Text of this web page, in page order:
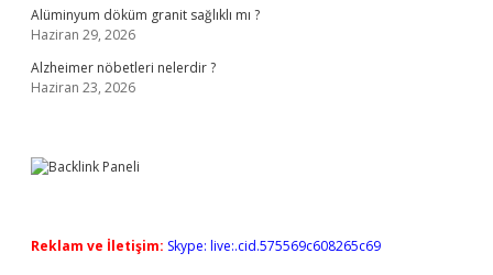
Alüminyum döküm granit sağlıklı mı ?
Haziran 29, 2026
Alzheimer nöbetleri nelerdir ?
Haziran 23, 2026
Reklam ve İletişim: Skype: live:.cid.575569c608265c69